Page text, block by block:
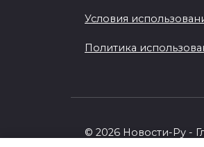
Условия
Политика
© 2026 Новости-Ру -